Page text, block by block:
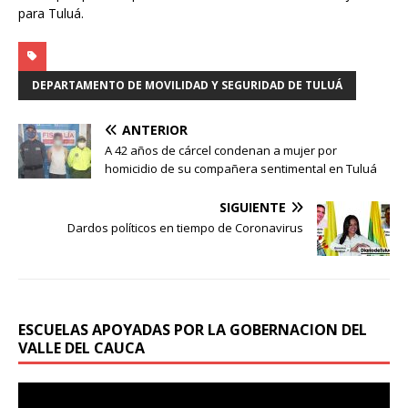
para Tuluá.
DEPARTAMENTO DE MOVILIDAD Y SEGURIDAD DE TULUÁ
ANTERIOR
A 42 años de cárcel condenan a mujer por
homicidio de su compañera sentimental en Tuluá
SIGUIENTE
Dardos políticos en tiempo de Coronavirus
ESCUELAS APOYADAS POR LA GOBERNACION DEL
VALLE DEL CAUCA